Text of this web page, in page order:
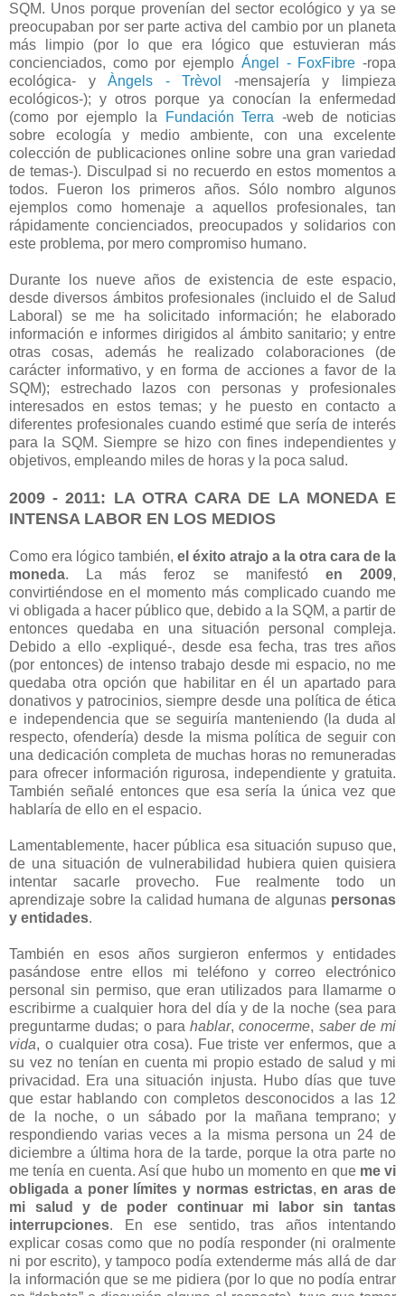
SQM. Unos porque provenían del sector ecológico y ya se
preocupaban por ser parte activa del cambio por un planeta
más limpio (por lo que era lógico que estuvieran más
concienciados, como por ejemplo Ángel - FoxFibre -ropa
ecológica- yÀngels - Trèvol
-mensajería y limpieza
ecológicos-); y otros porque ya conocían la enfermedad
(como por ejemplo la
Fundación Terra -web de noticias
sobre ecología y medio ambiente, con una excelente
colección de publicaciones online sobre una gran variedad
de temas-). Disculpad si no recuerdo en estos momentos a
todos. Fueron los primeros años. Sólo nombro algunos
ejemplos como homenaje a aquellos profesionales, tan
rápidamente concienciados, preocupados y solidarios con
este problema, por mero compromiso humano.
Durante los nueve años de existencia de este espacio,
desde diversos ámbitos profesionales (incluido el de Salud
Laboral) se me ha solicitado información; he elaborado
información e informes dirigidos al ámbito sanitario; y entre
otras cosas, además he realizado colaboraciones (de
carácter informativo, y en forma de acciones a favor de la
SQM); estrechado lazos con personas y profesionales
interesados en estos temas; y he puesto en contacto a
diferentes profesionales cuando estimé que sería de interés
para la SQM. Siempre se hizo con fines independientes y
objetivos, empleando miles de horas y la poca salud.
2009 - 2011: LA OTRA CARA DE LA MONEDA E
INTENSA LABOR EN LOS MEDIOS
Como era lógico también, el éxito atrajo a la otra cara de la
moneda. La más feroz se manifestó en 2009,
convirtiéndose en el momento más complicado cuando me
vi obligada a hacer público que, debido a la SQM, a partir de
entonces quedaba en una situación personal compleja.
Debido a ello -expliqué-, desde esa fecha, tras tres años
(por entonces) de intenso trabajo desde mi espacio, no me
quedaba otra opción que habilitar en él un apartado para
donativos y patrocinios, siempre desde una política de ética
e independencia que se seguiría manteniendo (la duda al
respecto, ofendería) desde la misma política de seguir con
una dedicación completa de muchas horas no remuneradas
para ofrecer información rigurosa, independiente y gratuita.
También señalé entonces que esa sería la única vez que
hablaría de ello en el espacio.
Lamentablemente, hacer pública esa situación supuso que,
de una situación de vulnerabilidad hubiera quien quisiera
intentar sacarle provecho. Fue realmente todo un
aprendizaje sobre la calidad humana de algunas personas
y entidades.
También en esos años surgieron enfermos y entidades
pasándose entre ellos mi teléfono y correo electrónico
personal sin permiso, que eran utilizados para llamarme o
escribirme a cualquier hora del día y de la noche (sea para
preguntarme dudas; o para hablar,conocerme, saber de mi
vida, o cualquier otra cosa). Fue triste ver enfermos, que a
su vez no tenían en cuenta mi propio estado de salud y mi
privacidad. Era una situación injusta. Hubo días que tuve
que estar hablando con completos desconocidos a las 12
de la noche, o un sábado por la mañana temprano; y
respondiendo varias veces a la misma persona un 24 de
diciembre a última hora de la tarde, porque la otra parte no
me tenía en cuenta. Así que hubo un momento en que me vi
obligada a poner límites y normas estrictas, en aras de
mi salud y de poder continuar mi labor sin tantas
interrupciones. En ese sentido, tras años intentando
explicar cosas como que no podía responder (ni oralmente
ni por escrito), y tampoco podía extenderme más allá de dar
la información que se me pidiera (por lo que no podía entrar